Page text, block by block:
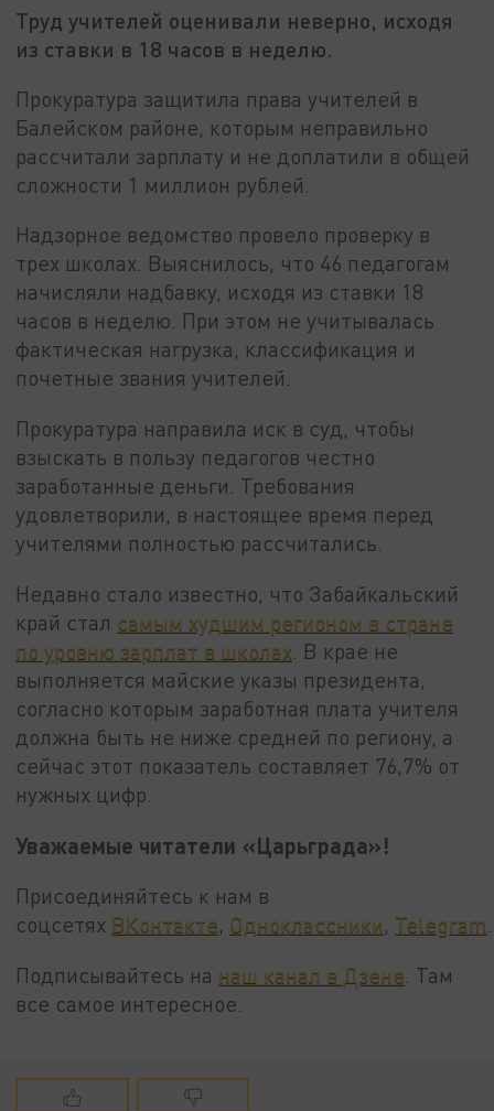
Труд учителей оценивали неверно, исходя
из ставки в 18 часов в неделю.
Прокуратура защитила права учителей в
Балейском районе, которым неправильно
рассчитали зарплату и не доплатили в общей
сложности 1 миллион рублей.
Надзорное ведомство провело проверку в
трех школах. Выяснилось, что 46 педагогам
начисляли надбавку, исходя из ставки 18
часов в неделю. При этом не учитывалась
фактическая нагрузка, классификация и
почетные звания учителей.
Прокуратура направила иск в суд, чтобы
взыскать в пользу педагогов честно
заработанные деньги. Требования
удовлетворили, в настоящее время перед
учителями полностью рассчитались.
Недавно стало известно, что Забайкальский
край стал самым худшим регионом в стране
по уровню зарплат в школах . В крае не
выполняется майские указы президента,
согласно которым заработная плата учителя
должна быть не ниже средней по региону, а
сейчас этот показатель составляет 76,7% от
нужных цифр.
Уважаемые читатели «Царьграда»!
Присоединяйтесь к нам в
соцсетях ВКонтакте, Одноклассники, Telegram
Подписывайтесь на наш канал в Дзене . Там
все самое интересное.